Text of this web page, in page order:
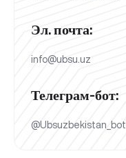
Эл. почта:
info@ubsu.uz
Телеграм-бот:
@Ubsuzbekistan_bot